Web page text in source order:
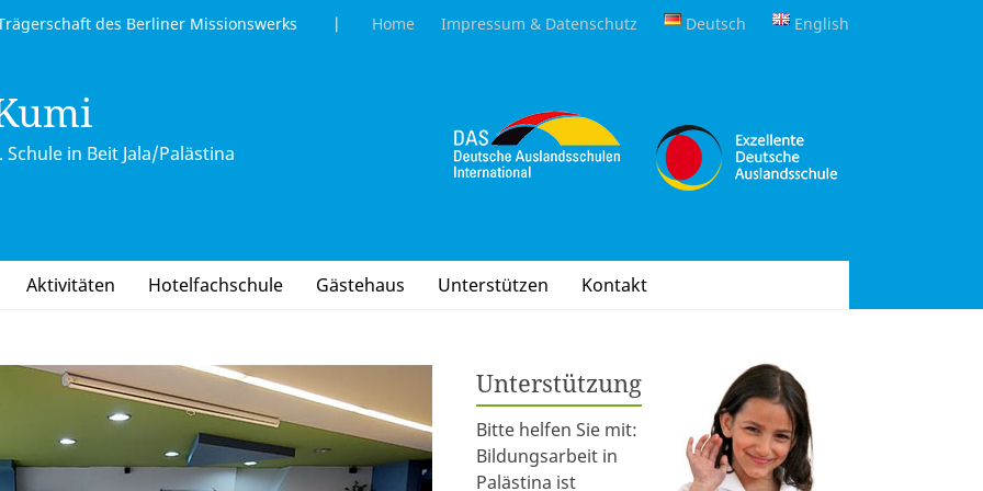
des Berliner Missionswerks | Home Impressum & Datenschutz Deutsch English
in Beit Jala/Palästina
Aktivitäten Hotelfachschule Gästehaus Unterstützen Kontakt
Unterstützung
Bitte helfen Sie mit:
Bildungsarbeit in
Palästina ist